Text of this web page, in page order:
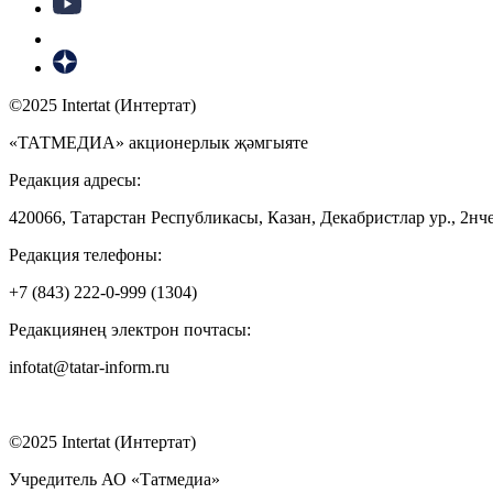
©2025 Intertat (Интертат)
«ТАТМЕДИА» акционерлык җәмгыяте
Редакция адресы:
420066, Татарстан Республикасы, Казан, Декабристлар ур.,
Редакция телефоны:
+7 (843) 222-0-999 (1304)
Редакциянең электрон почтасы:
infotat@tatar-inform.ru
©2025 Intertat (Интертат)
Учредитель АО «Татмедиа»